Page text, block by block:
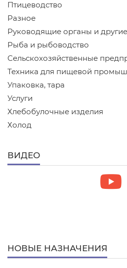
Птицеводство
Разное
Руководящие органы и
Рыба и рыбоводство
Сельскохозяйственные
Техника для пищевой
Упаковка, тара
Услуги
Хлебобулочные изделия
Холод
ВИДЕО
НОВЫЕ НАЗНАЧЕНИЯ